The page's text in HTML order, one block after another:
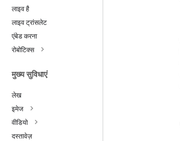
लाइव है
लाइव ट्रांसलेट
एंबेड करना
रोबोटिक्स
मुख्य सुविधाएं
लेख
इमेज
वीडियो
दस्तावेज़